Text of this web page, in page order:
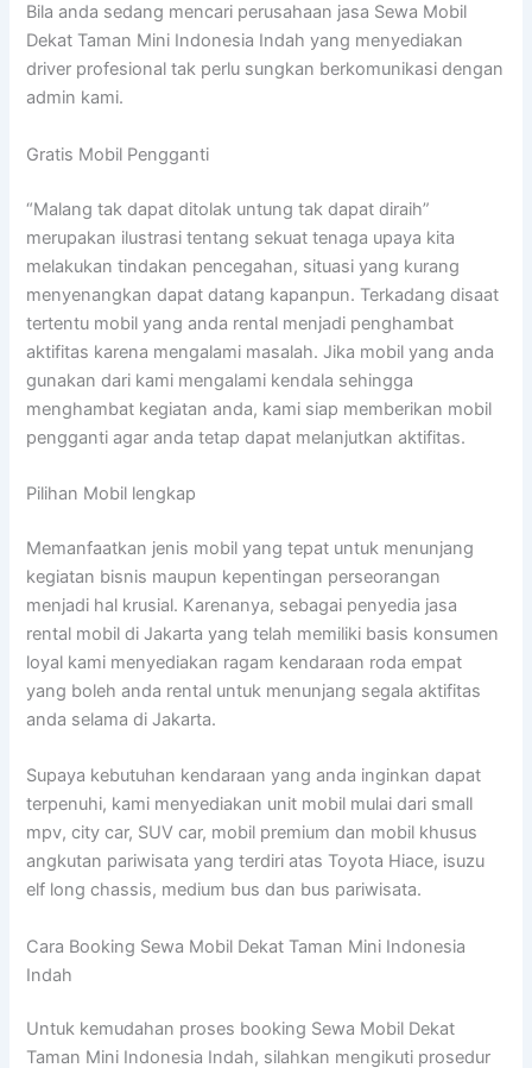
Bila anda sedang mencari perusahaan jasa Sewa Mobil
Dekat Taman Mini Indonesia Indah yang menyediakan
driver profesional tak perlu sungkan berkomunikasi dengan
admin kami.
Gratis Mobil Pengganti
“Malang tak dapat ditolak untung tak dapat diraih”
merupakan ilustrasi tentang sekuat tenaga upaya kita
melakukan tindakan pencegahan, situasi yang kurang
menyenangkan dapat datang kapanpun. Terkadang disaat
tertentu mobil yang anda rental menjadi penghambat
aktifitas karena mengalami masalah. Jika mobil yang anda
gunakan dari kami mengalami kendala sehingga
menghambat kegiatan anda, kami siap memberikan mobil
pengganti agar anda tetap dapat melanjutkan aktifitas.
Pilihan Mobil lengkap
Memanfaatkan jenis mobil yang tepat untuk menunjang
kegiatan bisnis maupun kepentingan perseorangan
menjadi hal krusial. Karenanya, sebagai penyedia jasa
rental mobil di Jakarta yang telah memiliki basis konsumen
loyal kami menyediakan ragam kendaraan roda empat
yang boleh anda rental untuk menunjang segala aktifitas
anda selama di Jakarta.
Supaya kebutuhan kendaraan yang anda inginkan dapat
terpenuhi, kami menyediakan unit mobil mulai dari small
mpv, city car, SUV car, mobil premium dan mobil khusus
angkutan pariwisata yang terdiri atas Toyota Hiace, isuzu
elf long chassis, medium bus dan bus pariwisata.
Cara Booking Sewa Mobil Dekat Taman Mini Indonesia
Indah
Untuk kemudahan proses booking Sewa Mobil Dekat
Taman Mini Indonesia Indah, silahkan mengikuti prosedur